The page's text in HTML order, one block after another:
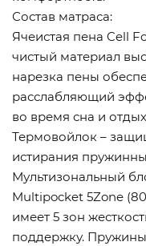
Состав матраса:
Ячеистая пена Cell
чистый материал
нарезка пены
расслабляющий
во время сна и
Термовойлок –
истирания
Мультизональный
Multipocket 5Zone
имеет 5 зон
поддержку.